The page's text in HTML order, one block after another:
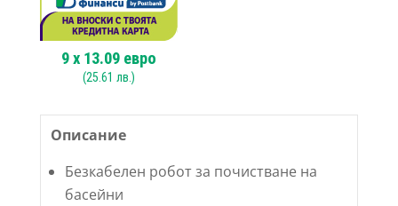
9x 13.09евро
(25.61 лв.)
Описание
Безкабелен робот за почистване на
басейни